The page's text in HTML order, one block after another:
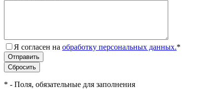
Я согласен на обработку персональных данных.*
* - Поля, обязательные для заполнения